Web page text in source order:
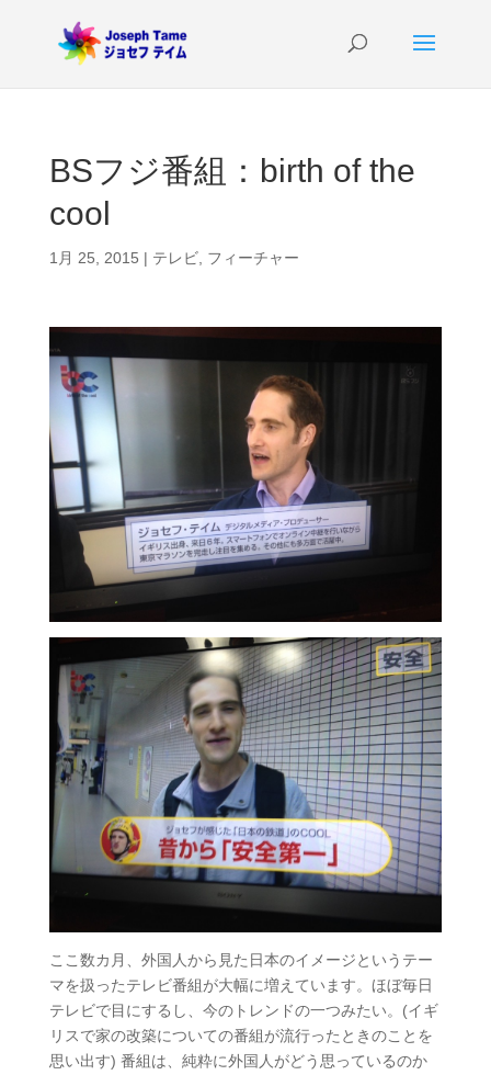
BSフジ番組：birth of the
cool
1月 25, 2015 | テレビ, フィーチャー
ここ数カ月、外国人から見た日本のイメージというテー
マを扱ったテレビ番組が大幅に増えています。ほぼ毎日
テレビで目にするし、今のトレンドの一つみたい。(イギ
リスで家の改築についての番組が流行ったときのことを
思い出す) 番組は、純粋に外国人がどう思っているのか